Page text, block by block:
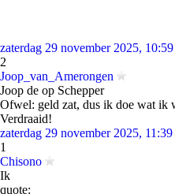
zaterdag 29 november 2025,
2
Joop_van_Amerongen
Joop de op Schepper
Ofwel: geld zat, dus ik doe wat ik
Verdraaid!
zaterdag 29 november 2025,
1
Chisono
Ik
quote: